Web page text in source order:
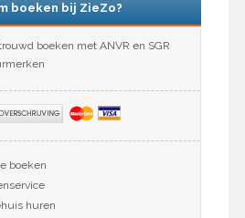
boeken bij ZieZo?
boeken met ANVR en SGR
boeken
huren